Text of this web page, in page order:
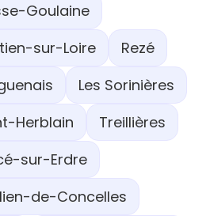
Goulaine
sur-Loire
Rezé
Les Sorinières
Herblain
Treillières
sur-Erdre
de-Concelles